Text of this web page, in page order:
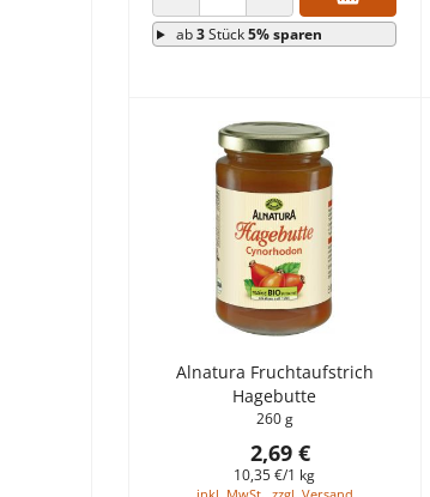
ANZAHL VERRINGERNANZAHL ERHÖHEN
ab3Stück5% sparen
Alnatura Fruchtaufstrich
Hagebutte
260 g
2,69 €
10,35 €/1 kg